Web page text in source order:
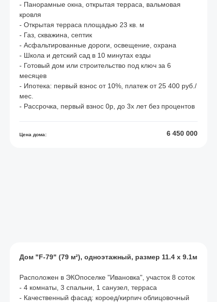
- Панорамные окна, открытая терраса, вальмовая
кровля
- Открытая терраса площадью 23 кв. м
- Газ, скважина, септик
- Асфальтированные дороги, освещение, охрана
- Школа и детский сад в 10 минутах езды
- Готовый дом или строительство под ключ за 6
месяцев
- Ипотека: первый взнос от 10%, платеж от 25 400 руб./
мес.
- Рассрочка, первый взнос 0р, до 3х лет без процентов
Цена дома: 6 450 000
Дом "F-79" (79 м²), одноэтажный, размер 11.4 х 9.1м
Расположен в ЭКОпоселке "Ивановка", участок 8 соток
- 4 комнаты, 3 спальни, 1 санузел, терраса
- Качественный фасад: короед/кирпич облицовочный